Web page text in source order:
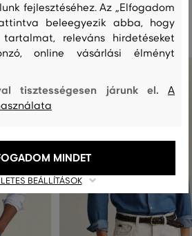
termékek
fejlesztéséhez. Az „Elfogadom
beleegyezik abba, hogy
releváns hirdetéseket
online vásárlási élményt
tisztességesen járunk el.A
BEÁLLÍTÁSOK
MINDET